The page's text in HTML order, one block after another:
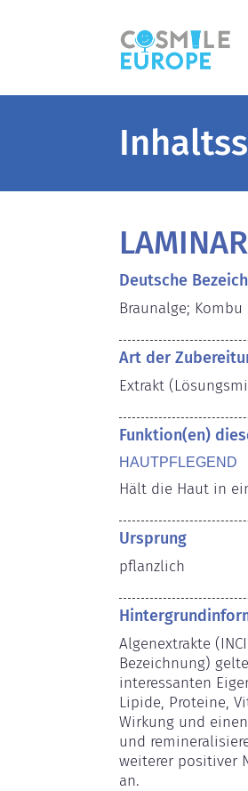
Deutsche
Braunalge; Kombu
Art der
Extrakt
Funktion(en)
HAUTPFLEGEND
Hält die Haut in
Ursprung
pflanzlich
Algenextrakte
Bezeichnung)
interessanten
Lipide, Proteine,
Wirkung und
und
weiterer positiver
an.